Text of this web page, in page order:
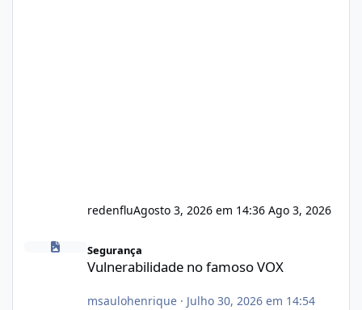
redenfluAgosto 3, 2026 em 14:36 Ago 3, 2026
Segurança
Vulnerabilidade no famoso VOX
msaulohenrique· Julho 30, 2026 em 14:54